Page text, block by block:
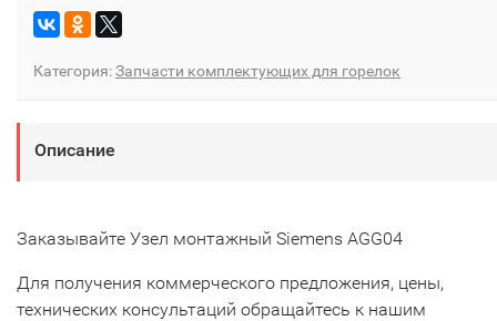
Категория:Запчасти комплектующих для горелок
Описание
Заказывайте Узел монтажный Siemens AGG04
Для получения коммерческого предложения, цены,
технических консультаций обращайтесь к нашим